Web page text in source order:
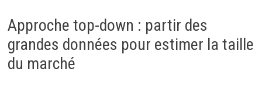
Approche top-down : partir des
grandes données pour estimer la taille
du marché